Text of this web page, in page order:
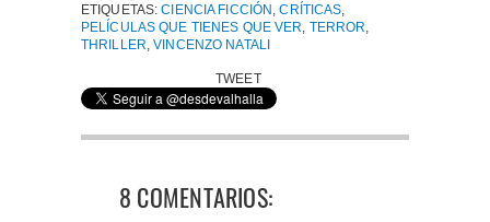
ETIQUETAS:CIENCIA FICCIÓN ,CRÍTICAS
PELÍCULAS QUE TIENES QUE VER TERROR
THRILLER ,VINCENZO NATALI
TWEET
8 COMENTARIOS: